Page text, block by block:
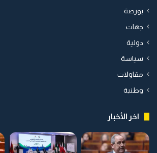
بورصة
جهات
دولية
سياسة
مقاولات
وطنية
اخر الأخبار